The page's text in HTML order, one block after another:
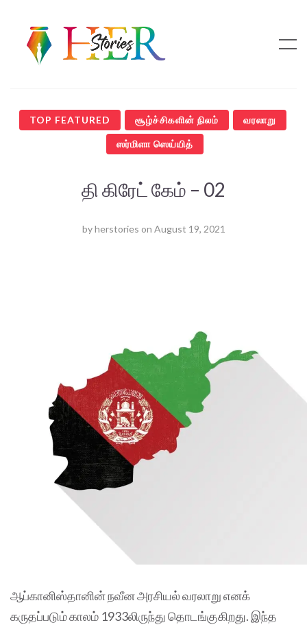
TOP FEATURED சூழ்ச்சிகளின் நிலம் வரலாறு
ஸர்மிளா ஸெய்யித்
தி கிரேட் கேம் – 02
byherstories on August 19, 2021
ஆப்கானிஸ்தானின் நவீன அரசியல் வரலாறு எனக்
கருதப்படும் காலம் 1933லிருந்து தொடங்குகிறது. இந்த